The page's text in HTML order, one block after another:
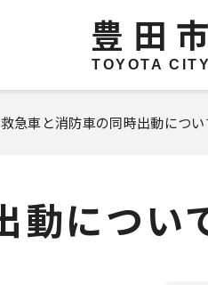
豊田市
TOYOTA CITY
急車と消防車の同時出動につい
動につい